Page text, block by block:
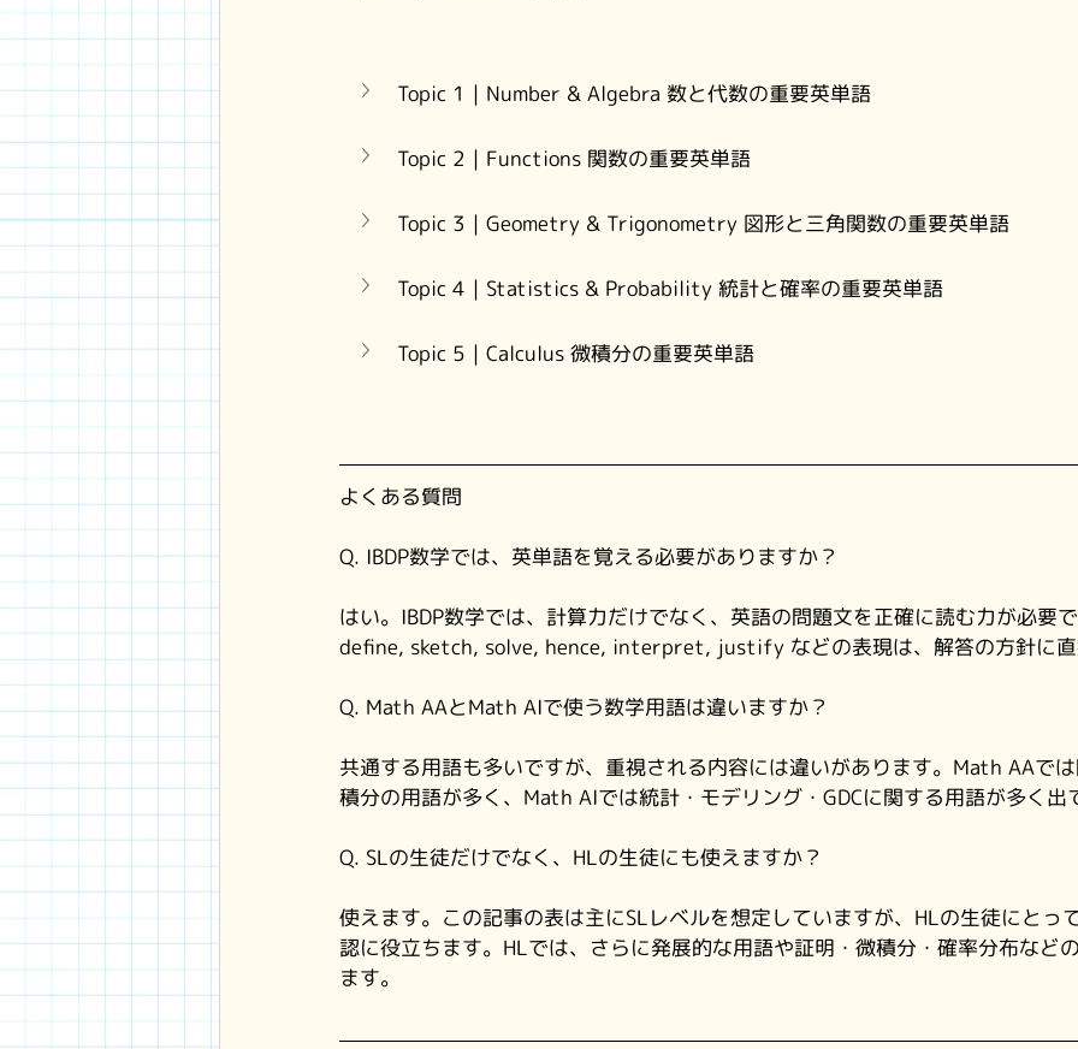
Topic 1｜Number & Algebra 数と代数の重要英単語
Topic 2｜Functions 関数の重要英単語
Topic 3｜Geometry & Trigonometry 図形と三角関数の重要英単語
Topic 4｜Statistics & Probability 統計と確率の重要英単語
Topic 5｜Calculus 微積分の重要英単語
よくある質問
Q. IBDP数学では、英単語を覚える必要がありますか？
はい。IBDP数学では、計算力だけでなく、英語の問題文を正確に読む力が必要
define, sketch, solve, hence, interpret, justify などの表現は、解答の方針に直
Q. Math AAとMath AIで使う数学用語は違いますか？
共通する用語も多いですが、重視される内容には違いがあります。Math AAで
積分の用語が多く、Math AIでは統計・モデリング・GDCに関する用語が多く出
Q. SLの生徒だけでなく、HLの生徒にも使えますか？
使えます。この記事の表は主にSLレベルを想定していますが、HLの生徒にとっ
認に役立ちます。HLでは、さらに発展的な用語や証明・微積分・確率分布など
ます。